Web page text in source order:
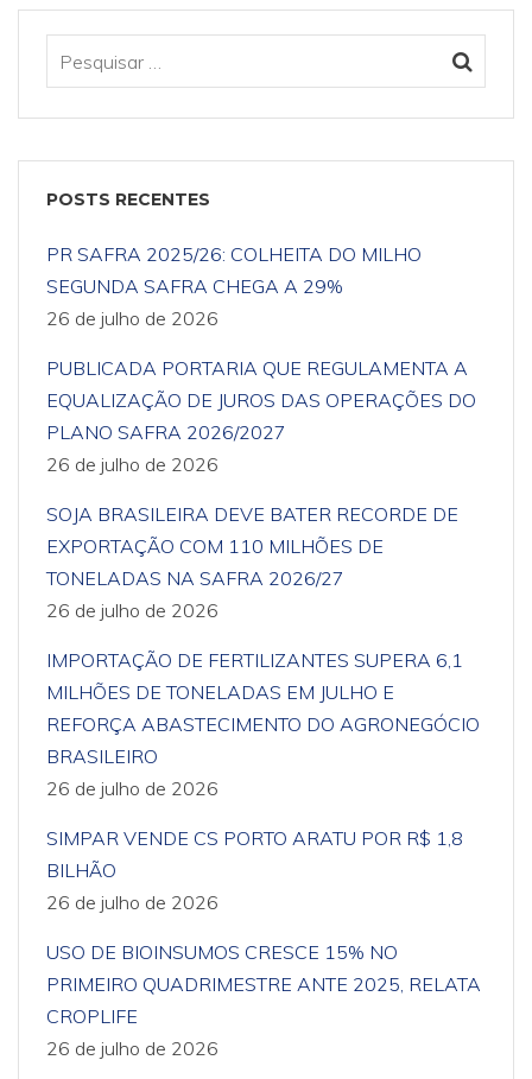
POSTS RECENTES
PR SAFRA 2025/26: COLHEITA DO MILHO
SEGUNDA SAFRA CHEGA A 29%
26 de julho de 2026
PUBLICADA PORTARIA QUE REGULAMENTA A
EQUALIZAÇÃO DE JUROS DAS OPERAÇÕES DO
PLANO SAFRA 2026/2027
26 de julho de 2026
SOJA BRASILEIRA DEVE BATER RECORDE DE
EXPORTAÇÃO COM 110 MILHÕES DE
TONELADAS NA SAFRA 2026/27
26 de julho de 2026
IMPORTAÇÃO DE FERTILIZANTES SUPERA 6,1
MILHÕES DE TONELADAS EM JULHO E
REFORÇA ABASTECIMENTO DO AGRONEGÓCIO
BRASILEIRO
26 de julho de 2026
SIMPAR VENDE CS PORTO ARATU POR R$ 1,8
BILHÃO
26 de julho de 2026
USO DE BIOINSUMOS CRESCE 15% NO
PRIMEIRO QUADRIMESTRE ANTE 2025, RELATA
CROPLIFE
26 de julho de 2026